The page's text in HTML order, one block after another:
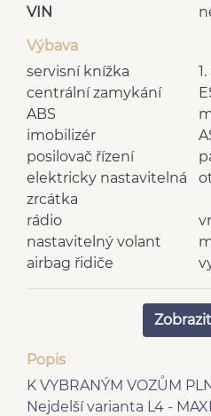
VIN
Výbava
servisní knížka
centrální zamykání
ABS
imobilizér
posilovač řízení
elektricky nastavitelná
zrcátka
rádio
nastavitelný volant
airbag řidiče
plní 'EURO VI'
Popis
K VYBRANÝM VOZŮM
Nejdelší varianta L4 -